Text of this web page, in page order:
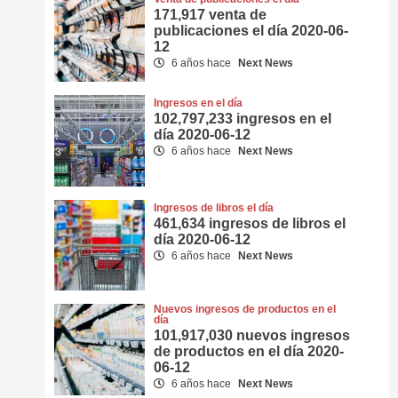
171,917 venta de
publicaciones el día 2020-06-
12
6 años hace Next News
Ingresos en el día
102,797,233 ingresos en el
día 2020-06-12
6 años hace Next News
Ingresos de libros el día
461,634 ingresos de libros el
día 2020-06-12
6 años hace Next News
Nuevos ingresos de productos en el
día
101,917,030 nuevos ingresos
de productos en el día 2020-
06-12
6 años hace Next News